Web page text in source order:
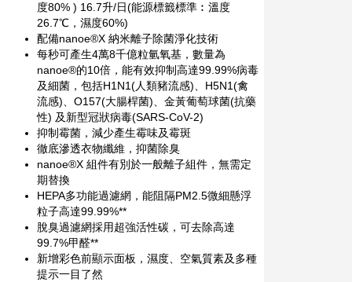
度80% ) 16.7升/日(能源標籤標準︰溫度
26.7℃，濕度60%)
配備nanoe®X 納米離子除菌淨化技術
每秒可產生4萬8千億粒氫氧基，數量為
nanoe®的10倍，能有效抑制高達99.99%病毒
及細菌，包括H1N1(人類豬流感)、H5N1(禽
流感)、O157(大腸桿菌)、金黃葡萄球菌(抗藥
性) 及新型冠狀病毒(SARS-CoV-2)
抑制霉菌，減少產生霉味及霉斑
徹底滲透衣物纖維，抑菌除臭
nanoe®X 組件有別於一般離子組件，無需定
期替換
HEPA多功能過濾網，能阻隔PM2.5微細懸浮
粒子高達99.99%**
脫臭過濾網採用超強活性碳，可去除高達
99.7%甲醛**
新增彩色前顯示面板，濕度、空氣質素及多種
提示一目了然